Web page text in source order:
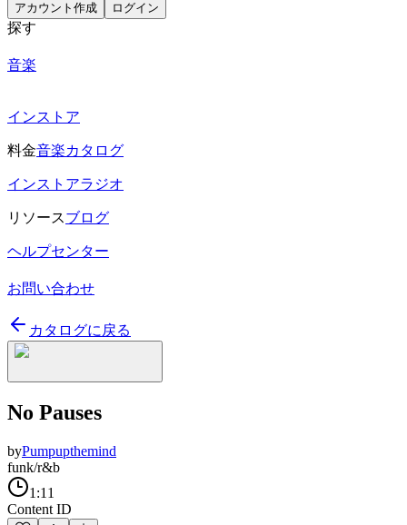
アカウント作成 ログイン
探す
音楽
インストア
料金音楽カタログ
インストアラジオ
リソースブログ
ヘルプセンター
お問い合わせ
カタログに戻る
No Pauses
byPumpupthemind
funk/r&b
1:11
Content ID